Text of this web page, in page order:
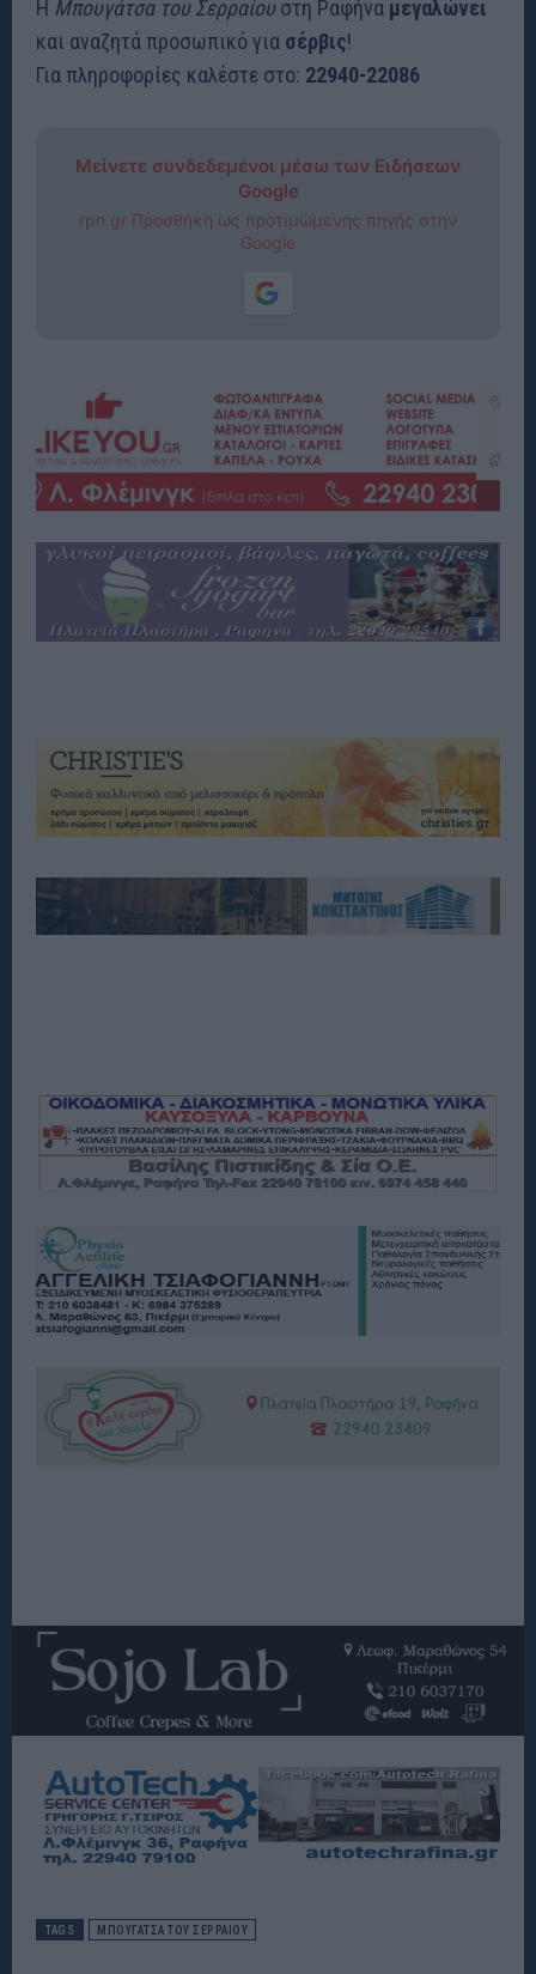
Η Μπουγάτσα του Σερραίου στη Ραφήνα μεγαλώνει
και αναζητά προσωπικό για σέρβις!
Για πληροφορίες καλέστε στο: 22940-22086
Μείνετε συνδεδεμένοι μέσω των Ειδήσεων
Google
rpn.gr Προσθήκη ως προτιμώμενης πηγής στην
Google
TAGS ΜΠΟΥΓΑΤΣΑ ΤΟΥ ΣΕΡΡΑΙΟΥ